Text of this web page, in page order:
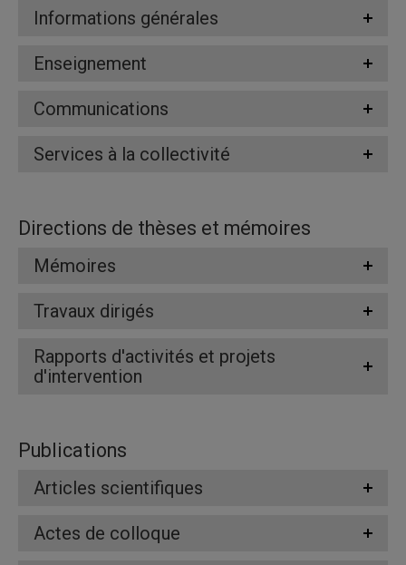
Informations générales
Enseignement
Communications
Services à la collectivité
Directions de thèses et mémoires
Mémoires
Travaux dirigés
Rapports d'activités et projets
d'intervention
Publications
Articles scientifiques
Actes de colloque